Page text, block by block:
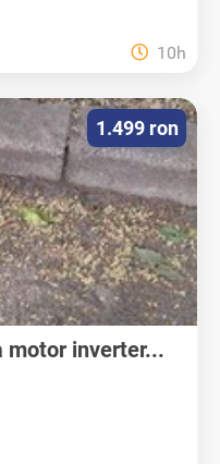
10h
motor inverter...
1.499 ron